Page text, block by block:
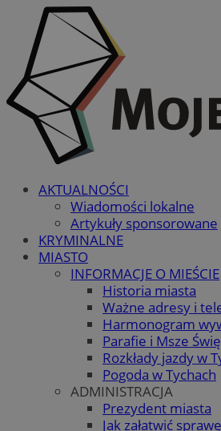
AKTUALNOŚCI
Wiadomości lokalne
Artykuły sponsorowane
KRYMINALNE
MIASTO
INFORMACJE O MIEŚCIE
Historia miasta
Ważne adresy i
Harmonogram
Parafie i Msze
Rozkłady jazdy w
Pogoda w Tychach
ADMINISTRACJA
Prezydent miasta
Jak załatwić